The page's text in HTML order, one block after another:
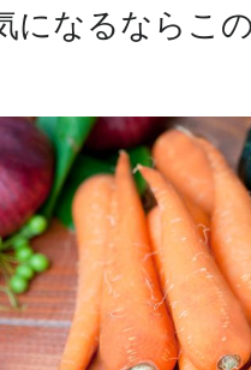
になるならこ